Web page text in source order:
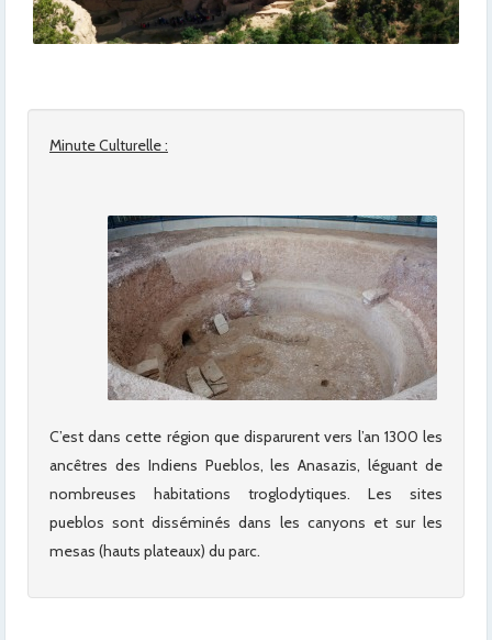
Minute Culturelle :
C’est dans cette région que disparurent vers l’an 1300 les
ancêtres des Indiens Pueblos, les Anasazis, léguant de
nombreuses habitations troglodytiques. Les sites
pueblos sont disséminés dans les canyons et sur les
mesas (hauts plateaux) du parc.